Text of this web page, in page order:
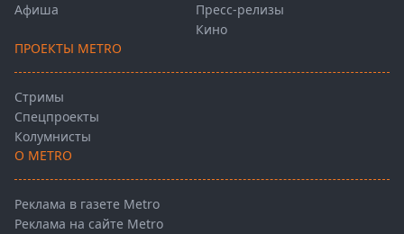
Афиша
Пресс-релизы
Кино
ПРОЕКТЫ METRO
Стримы
Спецпроекты
Колумнисты
О METRO
Реклама в газете Metro
Реклама на сайте Metro